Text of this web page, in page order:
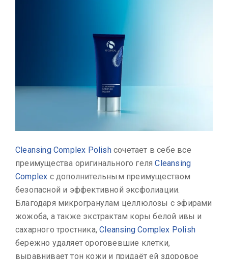
Cleansing Complex Polishсочетает в себе все
преимущества оригинального геляCleansing
Complex с дополнительным преимуществом
безопасной и эффективной эксфолиации.
Благодаря микрогранулам целлюлозы с эфирами
жожоба, а также экстрактам коры белой ивы и
сахарного тростника,Cleansing Complex Polish
бережно удаляет ороговевшие клетки,
выравнивает тон кожи и придаёт ей здоровое